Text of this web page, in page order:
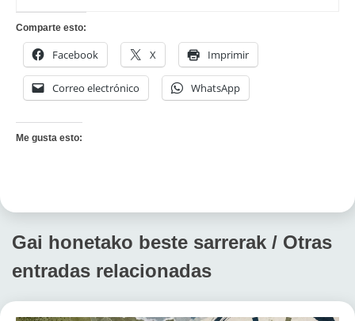
Comparte esto:
Facebook X Imprimir
Correo electrónico WhatsApp
Me gusta esto:
Gai honetako beste sarrerak / Otras
entradas relacionadas